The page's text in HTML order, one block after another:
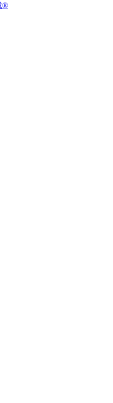
®